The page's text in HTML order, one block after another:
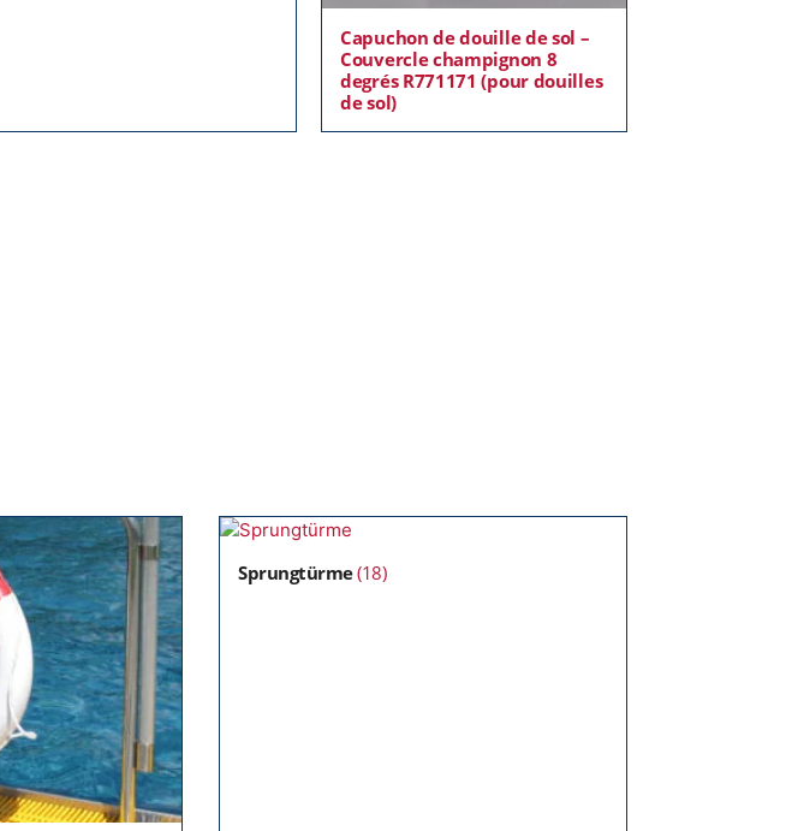
Capuchon de douille de sol –
Couvercle champignon 8
degrés R771171 (pour douilles
de sol)
Sprungtürme(18)